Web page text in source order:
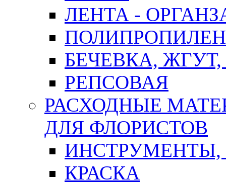
ЛЕНТА -
БЕЧЕВКА,
РЕПСОВАЯ
РАСХОДНЫЕ
ДЛЯ ФЛОРИСТОВ
ИНСТРУМЕНТЫ,
КРАСКА